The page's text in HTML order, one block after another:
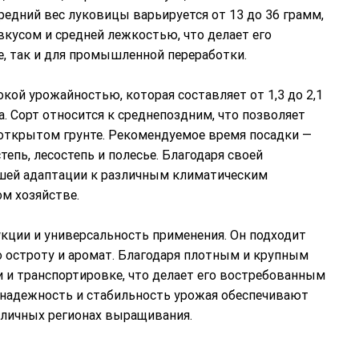
вес луковицы варьируется от 13 до 36 грамм,
и средней лежкостью, что делает его
так и для промышленной переработки.
урожайностью, которая составляет от 1,3 до 2,1
Сорт относится к среднепоздним, что позволяет
грунте. Рекомендуемое время посадки —
лесостепь и полесье. Благодаря своей
адаптации к различным климатическим
хозяйстве.
и универсальность применения. Он подходит
и аромат. Благодаря плотным и крупным
транспортировке, что делает его востребованным
и стабильность урожая обеспечивают
регионах выращивания.